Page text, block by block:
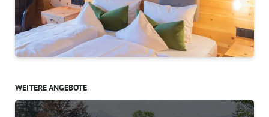
WEITERE ANGEBOTE